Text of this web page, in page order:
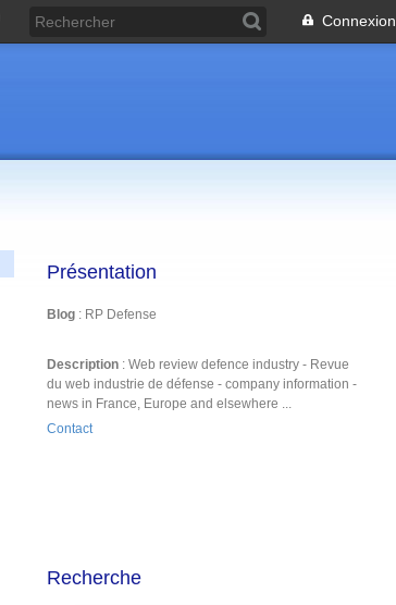
Connexion
Présentation
Blog : RP Defense
Description : Web review defence industry - Revue
du web industrie de défense - company information -
news in France, Europe and elsewhere ...
Contact
Recherche